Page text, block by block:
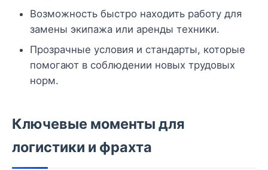
Возможность быстро находить работу для
замены экипажа или аренды техники.
Прозрачные условия и стандарты, которые
помогают в соблюдении новых трудовых
норм.
Ключевые моменты для
логистики и фрахта